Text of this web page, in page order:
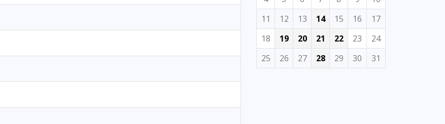
11
12 13 14 15 16
17
18
19 20 21 22 23
24
25
26 27 28 29 30 31